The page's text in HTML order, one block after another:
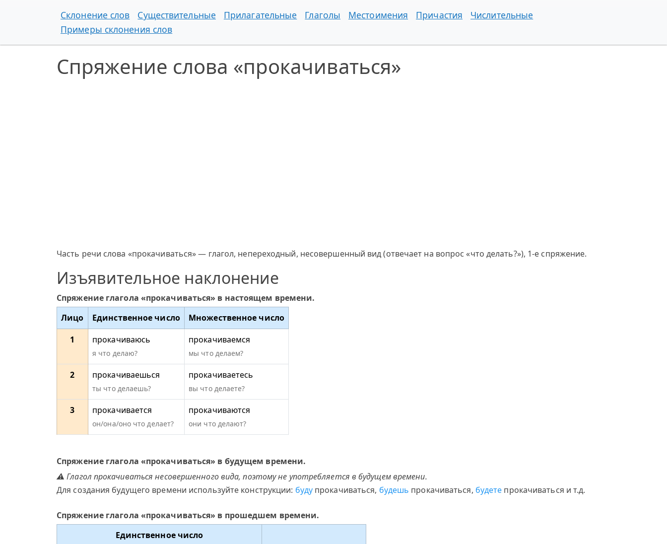
Склонение слов Существительные Прилагательные Глаголы Местоимения Причастия
Числительные
Примеры склонения слов
Спряжение слова «прокачиваться»
Часть речи слова «прокачиваться» — глагол, непереходный, несовершенный вид (отвечает на вопрос «что делать?»), 1-е спряжение.
Изъявительное наклонение
Спряжение глагола «прокачиваться» в настоящем времени.
Лицо
Единственное число
Множественное число
1
прокачиваюсь
я что делаю?
прокачиваемся
мы что делаем?
2 прокачиваешься
ты что делаешь?
прокачиваетесь
вы что делаете?
3 прокачивается
он/она/оно что делает?
прокачиваются
они что делают?
Спряжение глагола «прокачиваться» в будущем времени.
⚠ Глагол прокачиваться несовершенного вида, поэтому не употребляется в будущем времени.
Для создания будущего времени используйте конструкции: будупрокачиваться, будешь прокачиваться, будете прокачиваться и т.д.
Спряжение глагола «прокачиваться» в прошедшем времени.
Единственное число